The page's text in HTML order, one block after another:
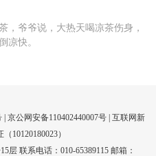
，爷爷说，大热天喝凉茶伤身，
凉快。
| 京公网安备110402440007号 | 互联网新
10120180023）
层 联系电话：010-65389115 邮箱：